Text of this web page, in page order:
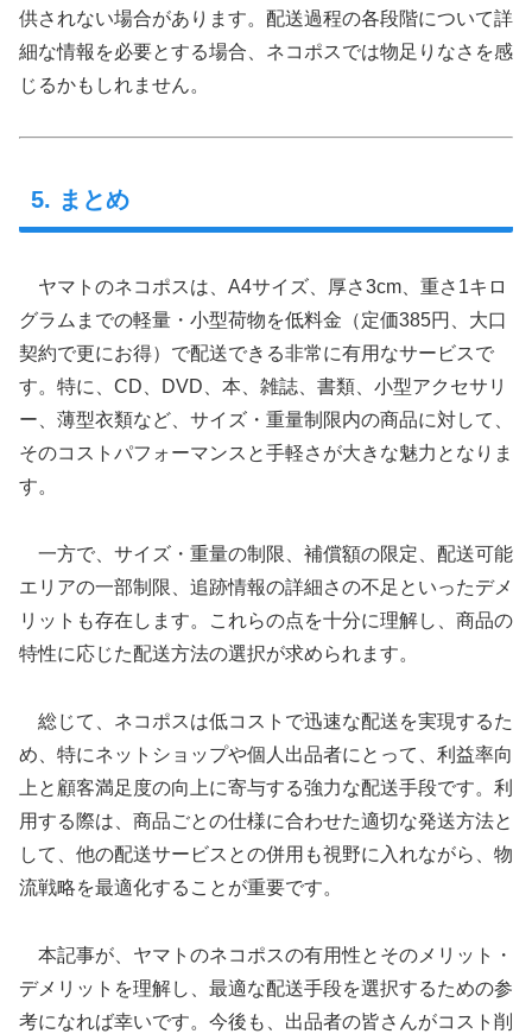
供されない場合があります。配送過程の各段階について詳
細な情報を必要とする場合、ネコポスでは物足りなさを感
じるかもしれません。
5. まとめ
ヤマトのネコポスは、A4サイズ、厚さ3cm、重さ1キロ
グラムまでの軽量・小型荷物を低料金（定価385円、大口
契約で更にお得）で配送できる非常に有用なサービスで
す。特に、CD、DVD、本、雑誌、書類、小型アクセサリ
ー、薄型衣類など、サイズ・重量制限内の商品に対して、
そのコストパフォーマンスと手軽さが大きな魅力となりま
す。
一方で、サイズ・重量の制限、補償額の限定、配送可能
エリアの一部制限、追跡情報の詳細さの不足といったデメ
リットも存在します。これらの点を十分に理解し、商品の
特性に応じた配送方法の選択が求められます。
総じて、ネコポスは低コストで迅速な配送を実現するた
め、特にネットショップや個人出品者にとって、利益率向
上と顧客満足度の向上に寄与する強力な配送手段です。利
用する際は、商品ごとの仕様に合わせた適切な発送方法と
して、他の配送サービスとの併用も視野に入れながら、物
流戦略を最適化することが重要です。
本記事が、ヤマトのネコポスの有用性とそのメリット・
デメリットを理解し、最適な配送手段を選択するための参
考になれば幸いです。今後も、出品者の皆さんがコスト削